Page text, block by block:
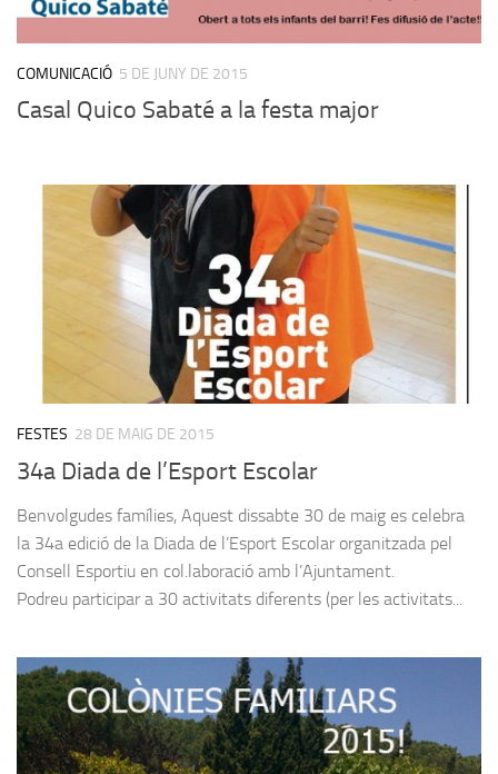
COMUNICACIÓ 5 DE JUNY DE 2015
Casal Quico Sabaté a la festa major
FESTES 28 DE MAIG DE 2015
34a Diada de l’Esport Escolar
Benvolgudes famílies, Aquest dissabte 30 de maig es celebra
la 34a edició de la Diada de l’Esport Escolar organitzada pel
Consell Esportiu en col.laboració amb l’Ajuntament.
Podreu participar a 30 activitats diferents (per les activitats...